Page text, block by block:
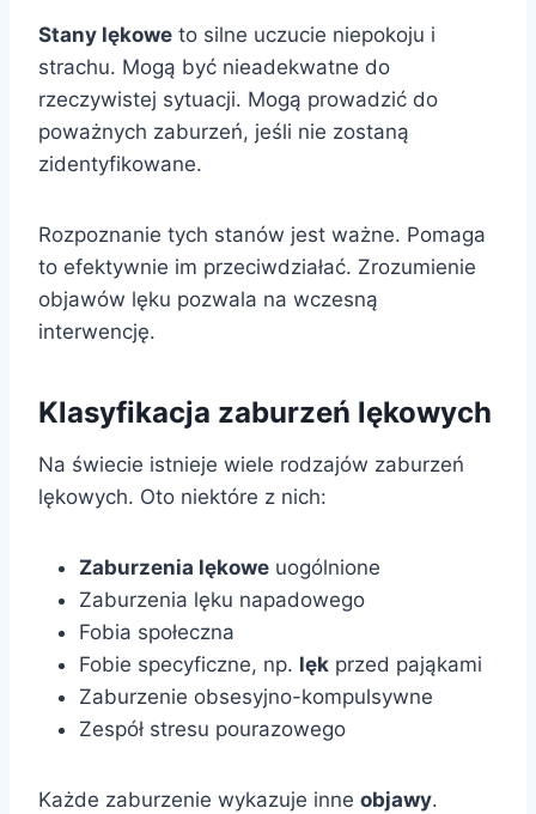
Stany lękowe to silne uczucie niepokoju i
strachu. Mogą być nieadekwatne do
rzeczywistej sytuacji. Mogą prowadzić do
poważnych zaburzeń, jeśli nie zostaną
zidentyfikowane.
Rozpoznanie tych stanów jest ważne. Pomaga
to efektywnie im przeciwdziałać. Zrozumienie
objawów lęku pozwala na wczesną
interwencję.
Klasyfikacja zaburzeń lękowych
Na świecie istnieje wiele rodzajów zaburzeń
lękowych. Oto niektóre z nich:
Zaburzenia lękowe uogólnione
Zaburzenia lęku napadowego
Fobia społeczna
Fobie specyficzne, np. lęk przed pająkami
Zaburzenie obsesyjno-kompulsywne
Zespół stresu pourazowego
Każde zaburzenie wykazuje inne objawy.